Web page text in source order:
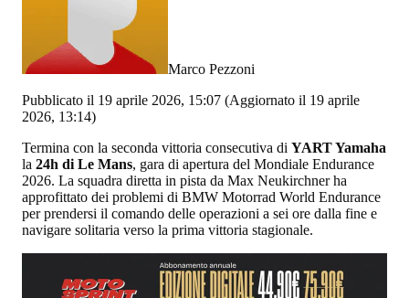
Marco Pezzoni
Pubblicato il 19 aprile 2026, 15:07 (Aggiornato il 19 aprile
2026, 13:14)
Termina con la seconda vittoria consecutiva di YART Yamaha
la 24h di Le Mans, gara di apertura del Mondiale Endurance
2026. La squadra diretta in pista da Max Neukirchner ha
approfittato dei problemi di BMW Motorrad World Endurance
per prendersi il comando delle operazioni a sei ore dalla fine e
navigare solitaria verso la prima vittoria stagionale.